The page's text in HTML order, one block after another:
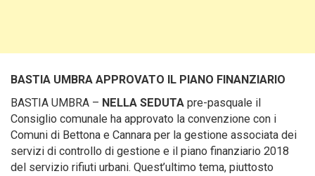
BASTIA UMBRA APPROVATO IL PIANO FINANZIARIO
BASTIA UMBRA – NELLA SEDUTA pre-pasquale il
Consiglio comunale ha approvato la convenzione con i
Comuni di Bettona e Cannara per la gestione associata dei
servizi di controllo di gestione e il piano finanziario 2018
del servizio rifiuti urbani. Quest’ultimo tema, piuttosto